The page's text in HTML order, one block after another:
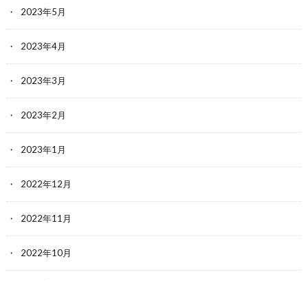
2023年5月
2023年4月
2023年3月
2023年2月
2023年1月
2022年12月
2022年11月
2022年10月